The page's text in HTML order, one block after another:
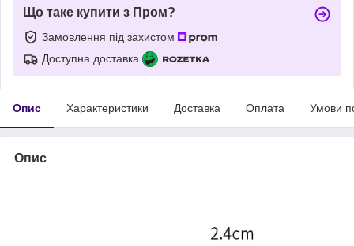
Що таке купити з Пром?
Замовлення під захистом
Доступна доставка
Опис Характеристики Доставка Оплата Умови
Опис